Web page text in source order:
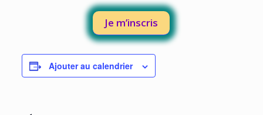
Je m’inscris
Ajouter au calendrier